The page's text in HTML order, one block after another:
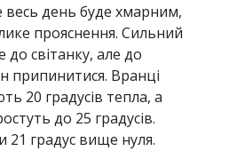
день буде хмарним,
прояснення. Сильний
світанку, але до
припинитися. Вранці
20 градусів тепла, а
до 25 градусів.
21 градус вище нуля.